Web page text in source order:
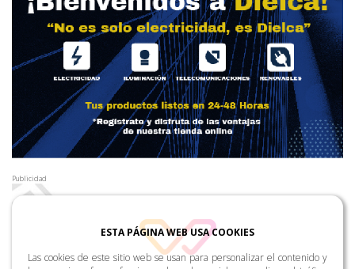
Publicidad
ESTA PÁGINA WEB USA COOKIES
Las cookies de este sitio web se usan para personalizar el contenido y